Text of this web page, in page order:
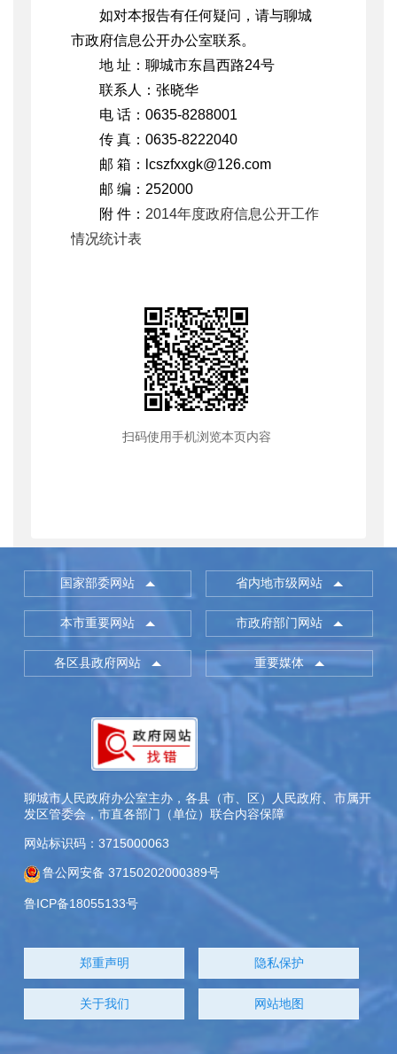
如对本报告有任何疑问，请与聊城
市政府信息公开办公室联系。
地 址：聊城市东昌西路24号
联系人：张晓华
电 话：0635-8288001
传 真：0635-8222040
邮 箱：lcszfxxgk@126.com
邮 编：252000
附 件： 2014年度政府信息公开工作
情况统计表
扫码使用手机浏览本页内容
国家部委网站 省内地市级网站
本市重要网站 市政府部门网站
各区县政府网站 重要媒体
聊城市人民政府办公室主办，各县（市、区）人民政府、市属开
发区管委会，市直各部门（单位）联合内容保障
网站标识码：3715000063
鲁公网安备 37150202000389号
鲁ICP备18055133号
郑重声明 隐私保护
关于我们 网站地图